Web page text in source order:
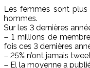
Les femmes sont
hommes.
Sur les 3 dernières
– 1 millions de
fois ces 3 dernières
– 25% n’ont jamais
– El la moyenne a